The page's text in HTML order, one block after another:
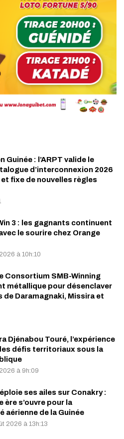
Guinée : l’ARPT valide le
d’interconnexion 2026
fixe de nouvelles règles
3 : les gagnants continuent
le sourire chez Orange
à 10h:10
Consortium SMB-Winning
métallique pour désenclaver
de Daramagnaki, Missira et
Djénabou Touré, l’expérience
défis territoriaux sous la
à 9h:09
ses ailes sur Conakry :
ère s’ouvre pour la
aérienne de la Guinée
2026 à 13h:13